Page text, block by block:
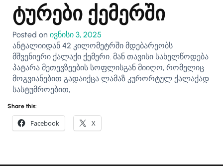
ტურები ქემერში
Posted on ივნისი 3, 2025
ანტალიიდან 42 კილომეტრში მდებარეობს
მშვენიერი ქალაქი ქემერი. მან თავისი სახელწოდება
პატარა მეთევზეების სოფლისგან მიიღო, რომელიც
მოგვიანებით გადაიქცა ლამაზ კურორტულ ქალაქად
სასტუმროებით,
Share this:
Facebook X